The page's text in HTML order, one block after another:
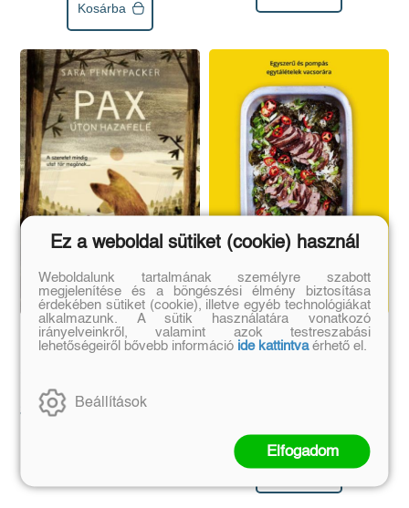
Kosárba
Pax úton hazafelé
Eredeti ár:
3 999 Ft
Online ár:
3 359 Ft
A sütőtepsi csodái -
Egyszerű és pompás
Kosárba
Ez a weboldal sütiket (cookie) használ
Weboldalunk tartalmának személyre szabott
megjelenítése és a böngészési élmény biztosítása
érdekében sütiket (cookie), illetve egyéb technológiákat
alkalmazunk. A sütik használatára vonatkozó
irányelveinkről, valamint azok testreszabási
lehetőségeiről bővebb információ ide kattintvaérhető el.
Beállítások
Elfogadom